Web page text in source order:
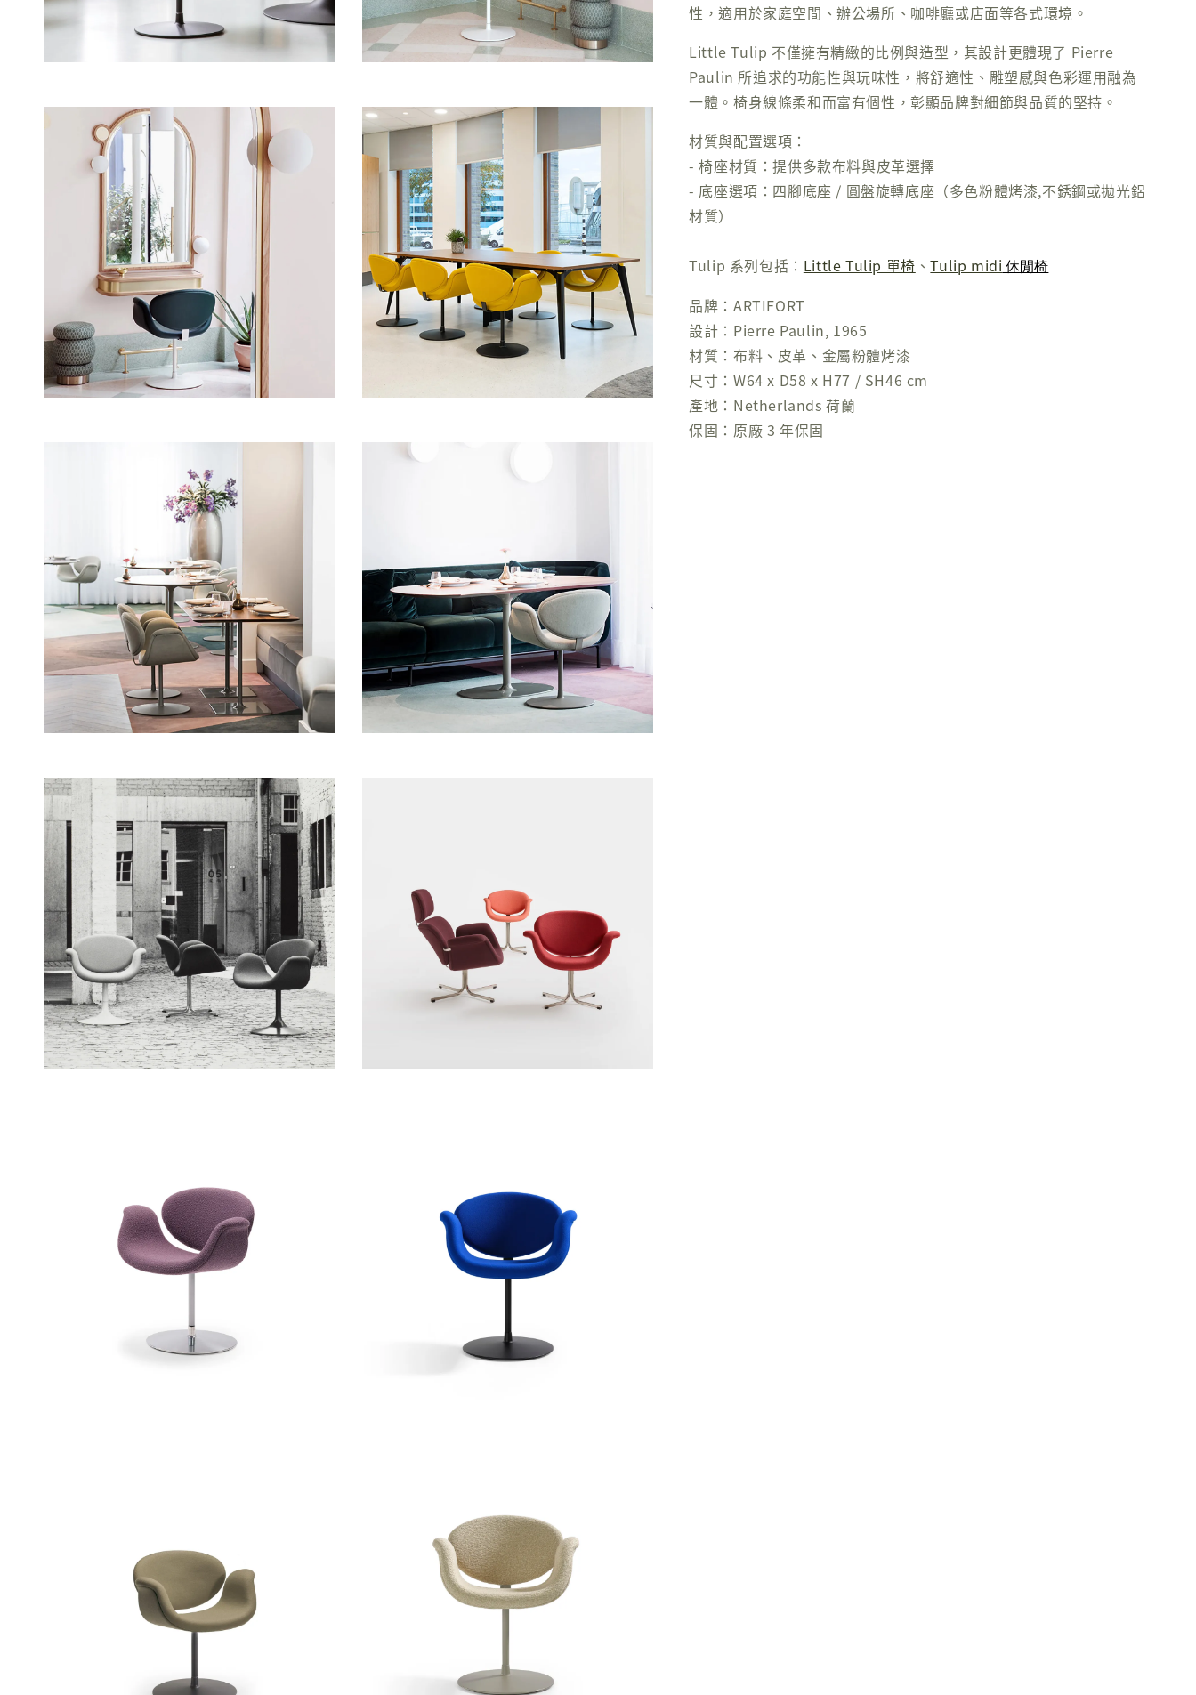
性，適用於家庭空間、辦公場所、咖啡廳或店面等各式環境。
Little Tulip 不僅擁有精緻的比例與造型，其設計更體現了 Pierre
Paulin 所追求的功能性與玩味性，將舒適性、雕塑感與色彩運用融為
一體。椅身線條柔和而富有個性，彰顯品牌對細節與品質的堅持。
材質與配置選項：
- 椅座材質：提供多款布料與皮革選擇
- 底座選項：四腳底座 / 圓盤旋轉底座（多色粉體烤漆,不銹鋼或拋光鋁
材質）
Tulip 系列包括： Little Tulip 單椅 、Tulip midi 休閒椅
品牌：ARTIFORT
設計：Pierre Paulin, 1965
材質：布料、皮革、金屬粉體烤漆
尺寸：W64 x D58 x H77 / SH46 cm
產地：Netherlands 荷蘭
保固：原廠 3 年保固